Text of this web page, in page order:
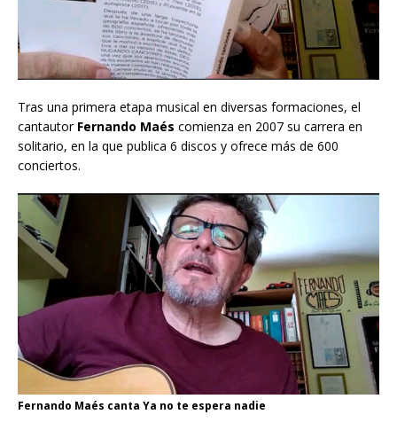
Tras una primera etapa musical en diversas formaciones, el
cantautor Fernando Maés comienza en 2007 su carrera en
solitario, en la que publica 6 discos y ofrece más de 600
conciertos.
Fernando Maés canta Ya no te espera nadie